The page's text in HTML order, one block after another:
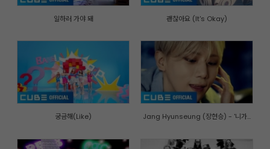
일하러 가야 돼 괜찮아요 (It's Okay)
궁금해(Like) Jang Hyunseung (장현승) - '니가...